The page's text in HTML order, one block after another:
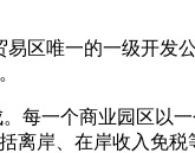
易区唯一的一级开发
每一个商业园区以
离岸、在岸收入免